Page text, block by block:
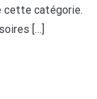
cette catégorie.
[…]